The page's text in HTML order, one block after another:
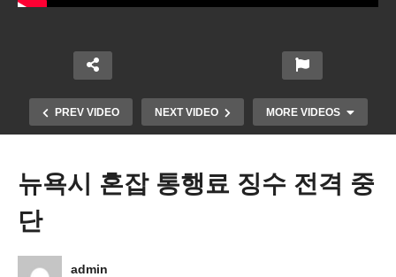
PREV VIDEO NEXT VIDEO MORE VIDEOS
뉴욕시 혼잡 통행료 징수 전격 중
단
admin